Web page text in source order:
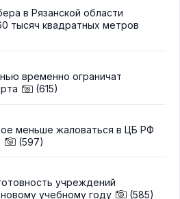
в Рязанской области
тысяч квадратных метров
временно ограничат
(615)
меньше жаловаться в ЦБ РФ
(597)
учреждений
учебному году
(585)